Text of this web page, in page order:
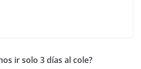
ir solo 3 días al cole?